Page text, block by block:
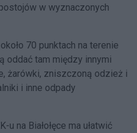
w wyznaczonych
70 punktach na terenie
oddać tam między innymi
żarówki, zniszczoną odzież i
i inne odpady
u na Białołęce ma ułatwić